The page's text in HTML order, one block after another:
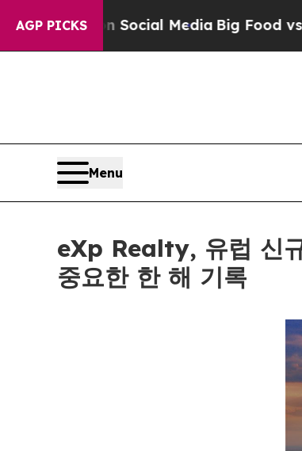
AGP PICKS
on Social MediaBig Food vs. The
Menu
eXp Realty, 유럽 신
중요한 한 해 기록